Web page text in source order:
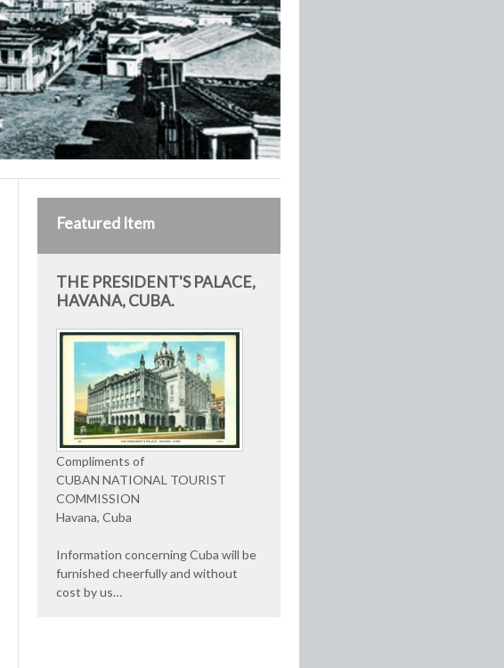
Featured Item
THE PRESIDENT'S PALACE,
HAVANA, CUBA.
Compliments of
CUBAN NATIONAL TOURIST
COMMISSION
Havana, Cuba
Information concerning Cuba will be
furnished cheerfully and without
cost by us…